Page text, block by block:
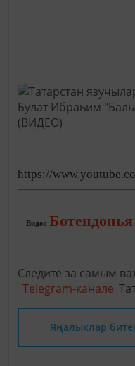
https://
Видео
Следите за самым
Telegram-канале
Яңалыклар